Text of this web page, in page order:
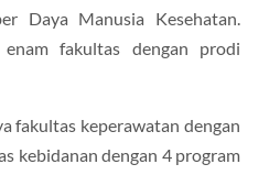
Daya Manusia Kesehatan.
fakultas dengan prodi
fakultas keperawatan dengan
kebidanan dengan 4 program